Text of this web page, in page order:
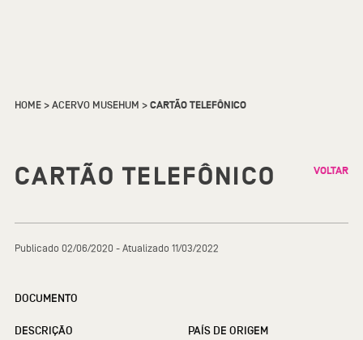
HOME>ACERVO MUSEHUM >CARTÃO TELEFÔNICO
CARTÃO TELEFÔNICO VOLTAR
Publicado 02/06/2020 - Atualizado 11/03/2022
DOCUMENTO
DESCRIÇÃO PAÍS DE ORIGEM